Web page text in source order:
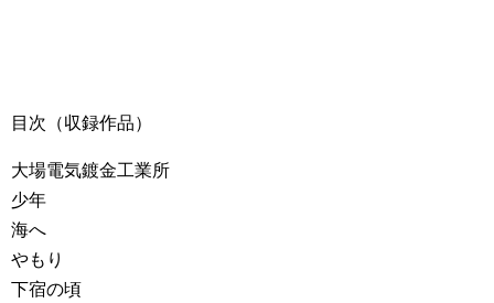
目次（収録作品）
大場電気鍍金工業所
少年
海へ
やもり
下宿の頃